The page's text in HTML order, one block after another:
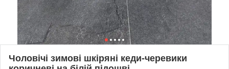
Чоловічі зимові шкіряні кеди-черевики